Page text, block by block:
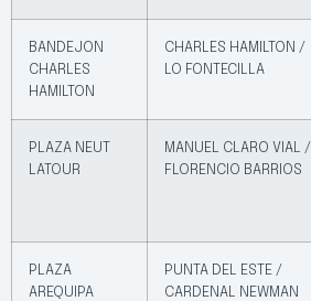
BANDEJON
CHARLES
HAMILTON
CHARLES HAMILTON /
LO FONTECILLA
PLAZA NEUT
LATOUR
MANUEL CLARO VIAL /
FLORENCIO BARRIOS
PLAZA
AREQUIPA
PUNTA DEL ESTE /
CARDENAL NEWMAN